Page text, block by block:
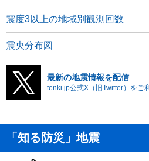
震度3以上の地域別観測回数
震央分布図
最新の地震情報を配信
tenki.jp公式X（旧Twitter）をご
「知る防災」地震